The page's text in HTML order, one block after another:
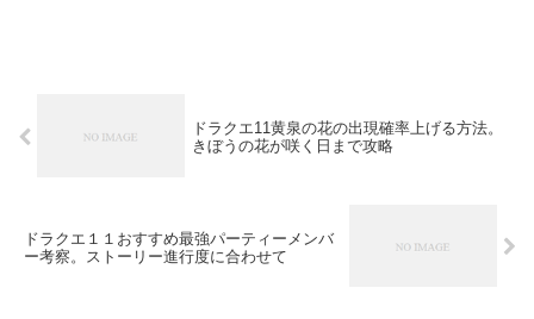
ドラクエ11黄泉の花の出現確率上げる方法。
きぼうの花が咲く日まで攻略
ドラクエ１１おすすめ最強パーティーメンバ
ー考察。ストーリー進行度に合わせて